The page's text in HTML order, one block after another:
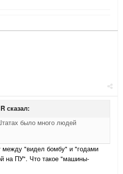
сказал:
было много людей
между "видел бомбу" и "годами
на ПУ". Что такое "машины-